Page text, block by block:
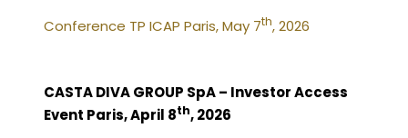
Conference TP ICAP Paris, May 7th, 2026
CASTA DIVA GROUP SpA – Investor Access
Event Paris, April 8th, 2026